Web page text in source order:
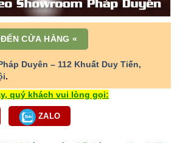
CỬA HÀNG «
Duyên – 112 Khuất Duy Tiến,
.
quý khách vui lòng gọi:
ZALO